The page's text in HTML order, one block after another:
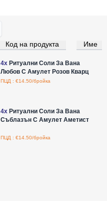
Код на продукта Име
Влезте за цени на едро
4xРитуални Соли За Вана
Любов С Амулет Розов Кварц
ПЦД : €14.50/бройка
4xРитуални Соли За Вана
Съблазън С Амулет Аметист
ПЦД : €14.50/бройка